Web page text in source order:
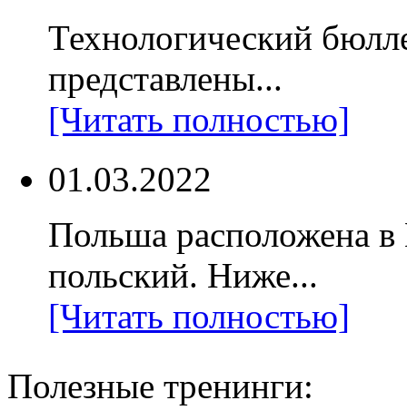
Технологический
представлены...
[Читать полностью]
01.03.2022
Польша расположена
польский. Ниже...
[Читать полностью]
Полезные тренинги: